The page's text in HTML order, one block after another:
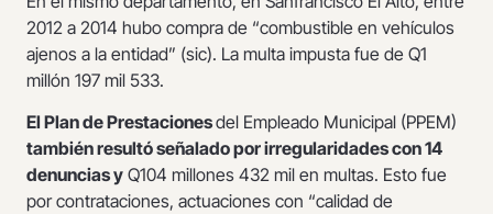
2012 a 2014 hubo compra de “combustible en vehículos
ajenos a la entidad” (sic). La multa impusta fue de Q1
millón 197 mil 533.
El Plan de Prestacionesdel Empleado Municipal (PPEM)
también resultó señalado por irregularidades con 14
denuncias y Q104 millones 432 mil en multas. Esto fue
por contrataciones, actuaciones con “calidad de